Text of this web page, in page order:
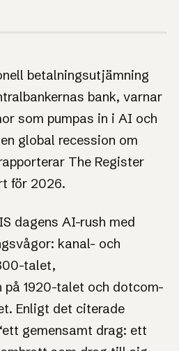
AI-
dra
drag: ett genuint tekniskt
sig mer kapital än
betalningsutjämning
bank, varnar
som pumpas in i AI och
global recession om
The Register
för 2026.
dagens AI-rush med
kanal- och
talet,
1920-talet och dotcom-
Enligt det citerade
gemensamt drag: ett